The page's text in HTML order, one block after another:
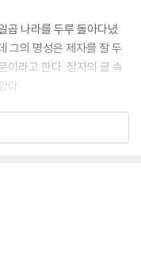
곱 나라를 두루 돌아다녔
그의 명성은 제자를 잘 두
이라고 한다. 장자의 글 속
다.
시면 저도 뜁니다. 선생님
끌 하나 일으키지 않고 화
어